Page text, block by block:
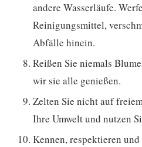
andere Wasserläufe.
Reinigungsmittel,
Abfälle hinein.
Reißen Sie niemals
wir sie alle genießen.
Zelten Sie nicht auf
Ihre Umwelt und nutzen
Kennen, respektieren